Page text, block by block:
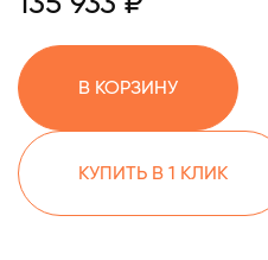
В КОРЗИНУ
КУПИТЬ В 1 КЛИК